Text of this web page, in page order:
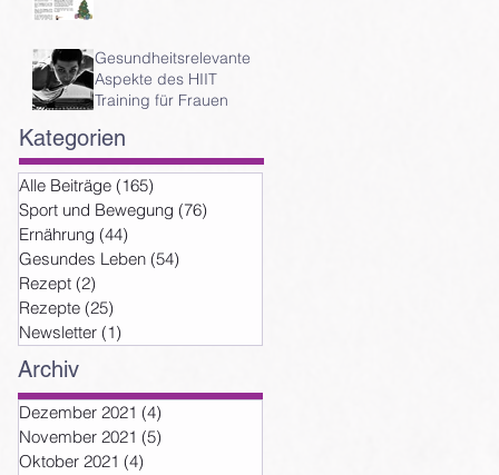
Gesundheitsrelevante
Aspekte des HIIT
Training für Frauen
Kategorien
Alle Beiträge (165)
Sport und Bewegung (76)
Ernährung (44)
Gesundes Leben (54)
Rezept (2)
Rezepte (25)
Newsletter (1)
Archiv
Dezember 2021 (4)
November 2021 (5)
Oktober 2021 (4)